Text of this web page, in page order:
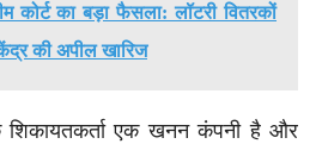
कोर्ट का बड़ा फैसला: लॉटरी वितरकों
की अपील खारिज
शिकायतकर्ता एक खनन कंपनी है और